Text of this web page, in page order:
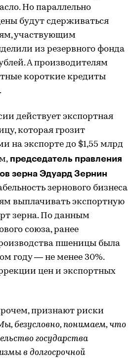
Но параллельно
будут сдерживаться
участвующим
из резервного фонда
А производителям
короткие кредиты
действует экспортная
которая грозит
на экспорте до $1,55 млрд
председатель правления
зерна Эдуард Зернин
зернового бизнеса
выплачивать экспортную
зерна. По данным
союза, ранее
пшеницы была
году — не менее 30%.
цен и экспортных
признают риски
безусловно, понимаем, что
государства
в долгосрочной